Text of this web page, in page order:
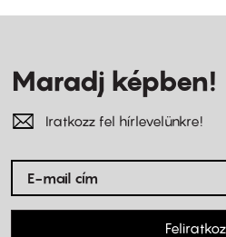
Maradj képben!
Iratkozz fel hírlevelünkre!